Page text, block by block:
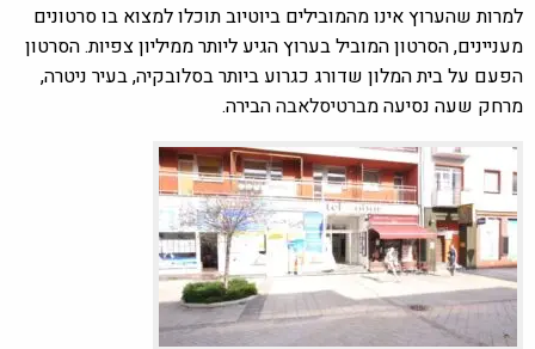
למרות שהערוץ אינו מהמובילים ביוטיוב תוכלו למצוא בו סרטונים
מעניינים, הסרטון המוביל בערוץ הגיע ליותר ממיליון צפיות. הסרטון
הפעם על בית המלון שדורג כגרוע ביותר בסלובקיה, בעיר ניטרה,
מרחק שעה נסיעה מברטיסלאבההבירה.